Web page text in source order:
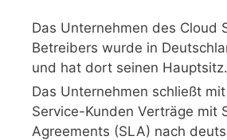
Das Unternehmen des Cloud
Betreibers wurde in
und hat dort seinen Hauptsitz.
Das Unternehmen schließt
Service-Kunden Verträge mit
Agreements (SLA) nach